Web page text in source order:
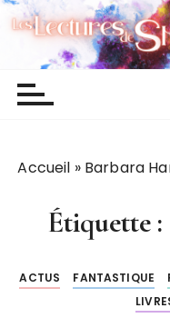
P
Les
Accueil » Barbara
Étiquette :
ACTUS FANTASTIQUE